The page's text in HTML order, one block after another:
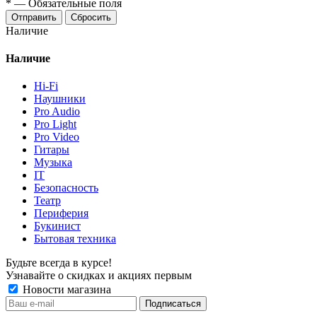
* — Обязательные поля
Отправить Сбросить
Наличие
Наличие
Hi-Fi
Наушники
Pro Audio
Pro Light
Pro Video
Гитары
Музыка
IT
Безопасность
Театр
Периферия
Букинист
Бытовая техника
Будьте всегда в курсе!
Узнавайте о скидках и акциях первым
Новости магазина